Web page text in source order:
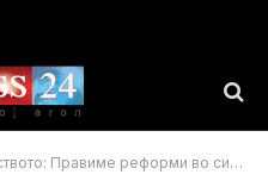
реформи во системот – парите ќе ви доцнат